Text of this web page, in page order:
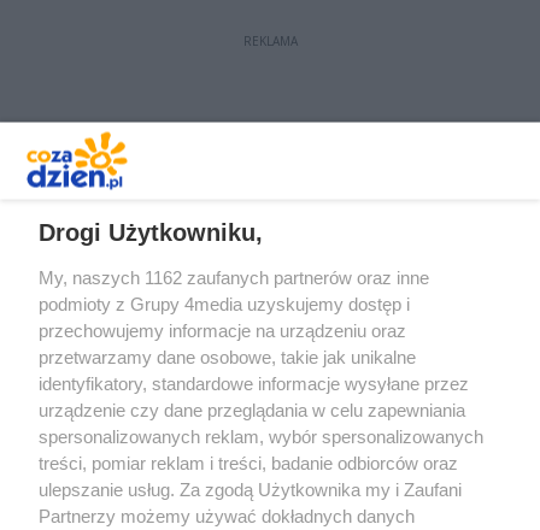
REKLAMA
Redakcja Reklama Prywatność
Praca Łódź
the:protocol
Drogi Użytkowniku,
My, naszych 1162 zaufanych partnerów oraz inne
podmioty z Grupy 4media uzyskujemy dostęp i
przechowujemy informacje na urządzeniu oraz
przetwarzamy dane osobowe, takie jak unikalne
identyfikatory, standardowe informacje wysyłane przez
urządzenie czy dane przeglądania w celu zapewniania
spersonalizowanych reklam, wybór spersonalizowanych
treści, pomiar reklam i treści, badanie odbiorców oraz
ulepszanie usług. Za zgodą Użytkownika my i Zaufani
Partnerzy możemy używać dokładnych danych